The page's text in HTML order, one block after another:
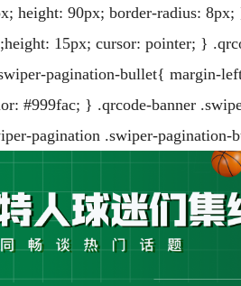
height: 90px; border-radius:
15px; cursor: pointer; }
pagination-bullet{ margin-
#999fac; } .qrcode-banner
pagination .swiper-